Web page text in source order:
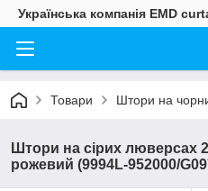
Українська компанія EMD
Товари Штори на
Штори на сірих люверсах
рожевий (9994L-952000/